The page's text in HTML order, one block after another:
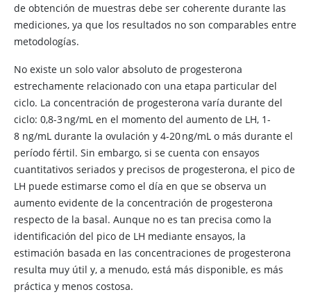
de obtención de muestras debe ser coherente durante las
mediciones, ya que los resultados no son comparables entre
metodologías.
No existe un solo valor absoluto de progesterona
estrechamente relacionado con una etapa particular del
ciclo. La concentración de progesterona varía durante del
ciclo: 0,8-3 ng/mL en el momento del aumento de LH, 1-
8 ng/mL durante la ovulación y 4-20 ng/mL o más durante el
período fértil. Sin embargo, si se cuenta con ensayos
cuantitativos seriados y precisos de progesterona, el pico de
LH puede estimarse como el día en que se observa un
aumento evidente de la concentración de progesterona
respecto de la basal. Aunque no es tan precisa como la
identificación del pico de LH mediante ensayos, la
estimación basada en las concentraciones de progesterona
resulta muy útil y, a menudo, está más disponible, es más
práctica y menos costosa.